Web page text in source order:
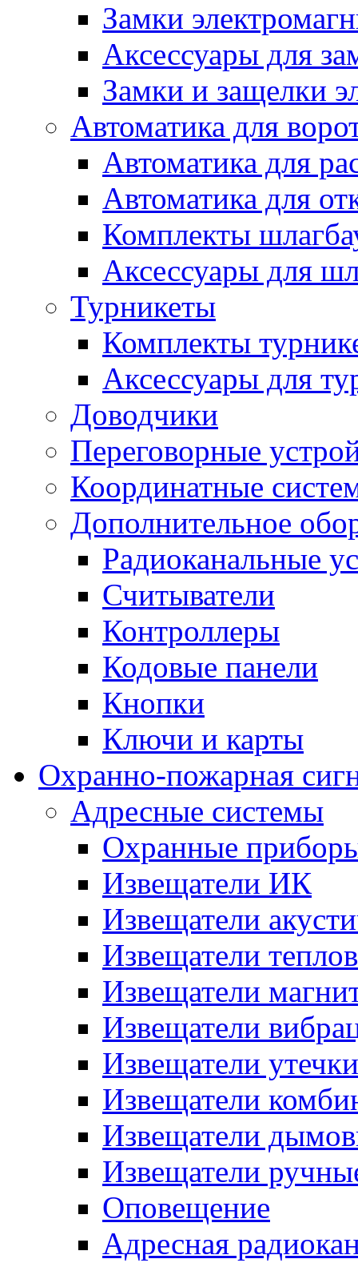
Замки
Аксессуары для
Замки и защелки
Автоматика для
Автоматика для
Автоматика для
Комплекты
Аксессуары для
Турникеты
Комплекты
Аксессуары для
Доводчики
Переговорные
Координатные
Дополнительное
Радиоканальные
Считыватели
Контроллеры
Кодовые панели
Кнопки
Ключи и карты
Охранно-пожарная
Адресные системы
Охранные
Извещатели ИК
Извещатели
Извещатели
Извещатели
Извещатели
Извещатели утечки
Извещатели
Извещатели
Извещатели
Оповещение
Адресная